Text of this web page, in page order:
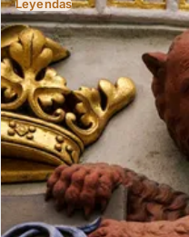
Leyendas